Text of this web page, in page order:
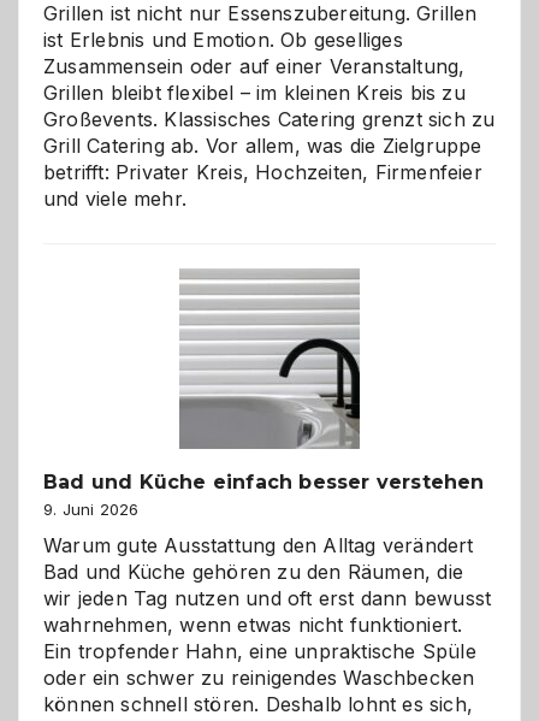
Grillen ist nicht nur Essenszubereitung. Grillen
ist Erlebnis und Emotion. Ob geselliges
Zusammensein oder auf einer Veranstaltung,
Grillen bleibt flexibel – im kleinen Kreis bis zu
Großevents. Klassisches Catering grenzt sich zu
Grill Catering ab. Vor allem, was die Zielgruppe
betrifft: Privater Kreis, Hochzeiten, Firmenfeier
und viele mehr.
Bad und Küche einfach besser verstehen
9. Juni 2026
Warum gute Ausstattung den Alltag verändert
Bad und Küche gehören zu den Räumen, die
wir jeden Tag nutzen und oft erst dann bewusst
wahrnehmen, wenn etwas nicht funktioniert.
Ein tropfender Hahn, eine unpraktische Spüle
oder ein schwer zu reinigendes Waschbecken
können schnell stören. Deshalb lohnt es sich,